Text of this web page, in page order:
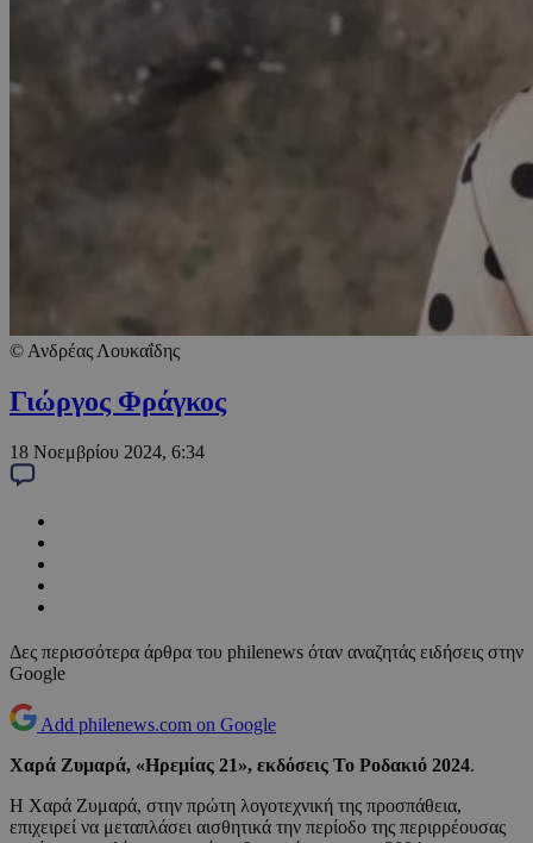
© Ανδρέας Λουκαΐδης
Γιώργος Φράγκος
18 Νοεμβρίου 2024, 6:34
Δες περισσότερα άρθρα του philenews όταν αναζητάς ειδήσεις στην
Google
Add philenews.com on Google
Χαρά Ζυμαρά, «Ηρεμίας 21», εκδόσεις Το Ροδακιό 2024.
Η Χαρά Ζυμαρά, στην πρώτη λογοτεχνική της προσπάθεια,
επιχειρεί να μεταπλάσει αισθητικά την περίοδο της περιρρέουσας